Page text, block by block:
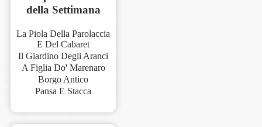
della Settimana
La Piola Della Parolaccia
E Del Cabaret
Il Giardino Degli Aranci
A Figlia Do' Marenaro
Borgo Antico
Pansa E Stacca